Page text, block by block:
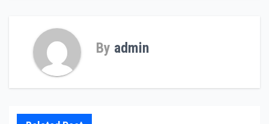
By admin